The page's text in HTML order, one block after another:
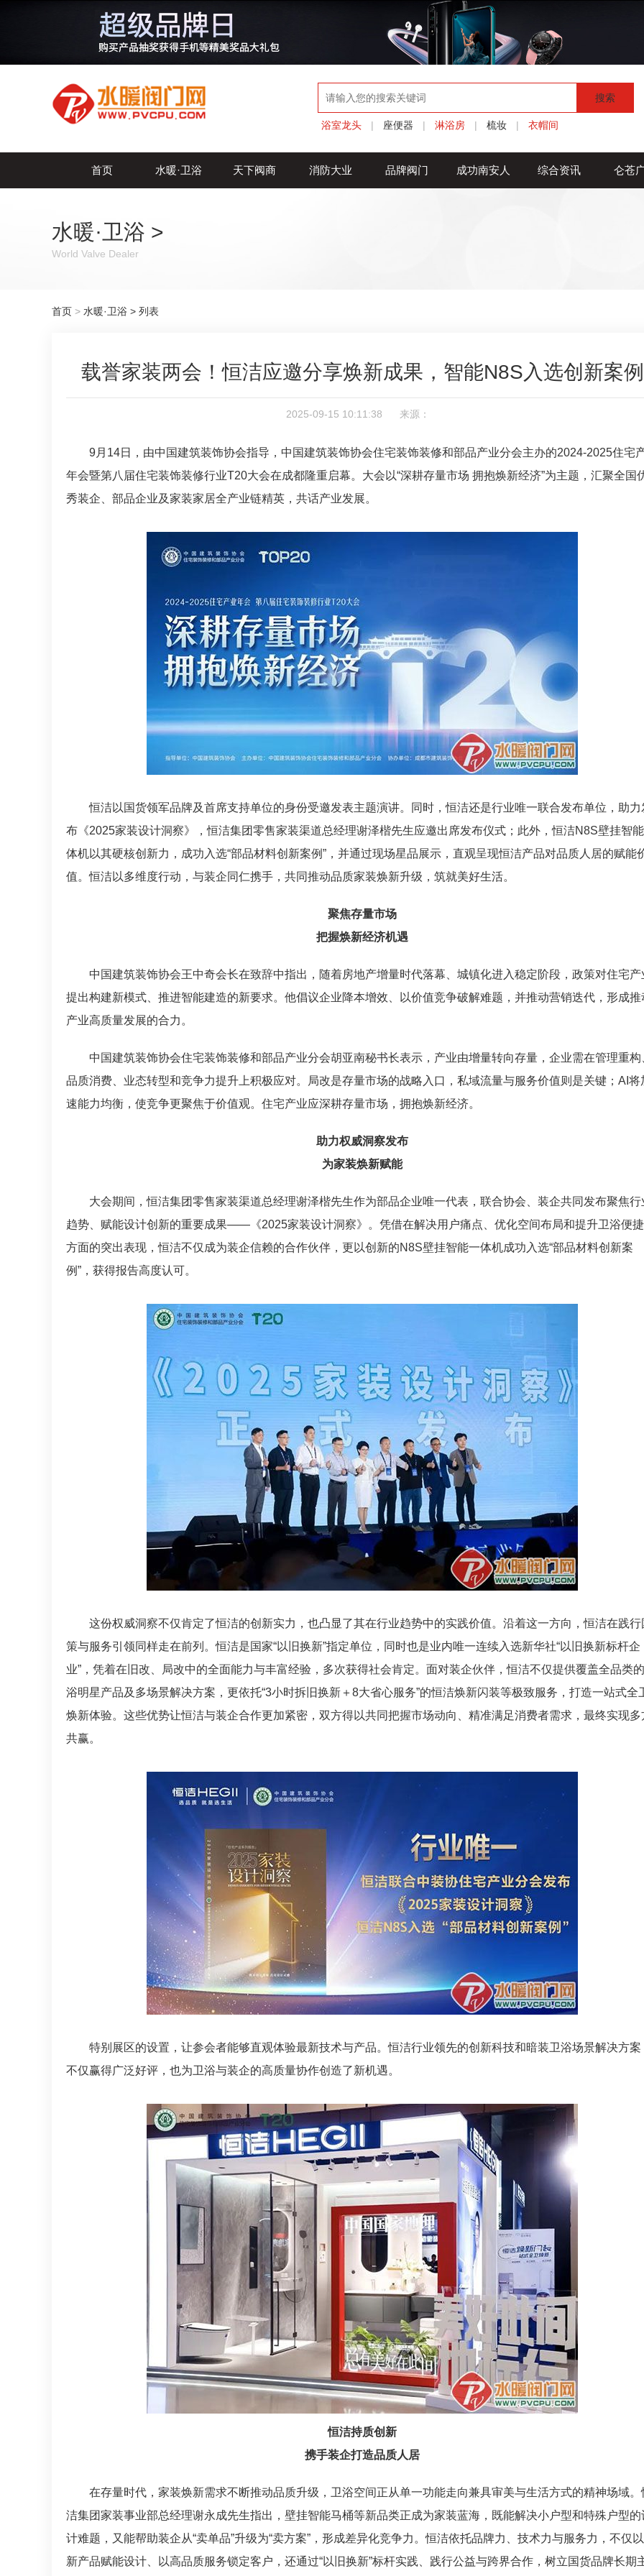
搜索
浴室龙头 | 座便器 | 淋浴房 | 梳妆 | 衣帽间
首页 水暖·卫浴 天下阀商 消防大业 品牌阀门 成功南安人 综合资讯 仑苍
水暖·卫浴 >
World Valve Dealer
首页 > 水暖·卫浴 > 列表
载誉家装两会！恒洁应邀分享焕新成果，智能N8S入选创新案例
2025-09-15 10:11:38 来源：
9月14日，由中国建筑装饰协会指导，中国建筑装饰协会住宅装饰装修和部品产业分会主办的2024-2025住宅
年会暨第八届住宅装饰装修行业T20大会在成都隆重启幕。大会以“深耕存量市场 拥抱焕新经济”为主题，汇聚全国
秀装企、部品企业及家装家居全产业链精英，共话产业发展。
恒洁以国货领军品牌及首席支持单位的身份受邀发表主题演讲。同时，恒洁还是行业唯一联合发布单位，助力
布《2025家装设计洞察》，恒洁集团零售家装渠道总经理谢泽楷先生应邀出席发布仪式；此外，恒洁N8S壁挂智
体机以其硬核创新力，成功入选“部品材料创新案例”，并通过现场星品展示，直观呈现恒洁产品对品质人居的赋能
值。恒洁以多维度行动，与装企同仁携手，共同推动品质家装焕新升级，筑就美好生活。
聚焦存量市场
把握焕新经济机遇
中国建筑装饰协会王中奇会长在致辞中指出，随着房地产增量时代落幕、城镇化进入稳定阶段，政策对住宅产
提出构建新模式、推进智能建造的新要求。他倡议企业降本增效、以价值竞争破解难题，并推动营销迭代，形成推
产业高质量发展的合力。
中国建筑装饰协会住宅装饰装修和部品产业分会胡亚南秘书长表示，产业由增量转向存量，企业需在管理重构
品质消费、业态转型和竞争力提升上积极应对。局改是存量市场的战略入口，私域流量与服务价值则是关键；AI将
速能力均衡，使竞争更聚焦于价值观。住宅产业应深耕存量市场，拥抱焕新经济。
助力权威洞察发布
为家装焕新赋能
大会期间，恒洁集团零售家装渠道总经理谢泽楷先生作为部品企业唯一代表，联合协会、装企共同发布聚焦行
趋势、赋能设计创新的重要成果——《2025家装设计洞察》。凭借在解决用户痛点、优化空间布局和提升卫浴便
方面的突出表现，恒洁不仅成为装企信赖的合作伙伴，更以创新的N8S壁挂智能一体机成功入选“部品材料创新案
例”，获得报告高度认可。
这份权威洞察不仅肯定了恒洁的创新实力，也凸显了其在行业趋势中的实践价值。沿着这一方向，恒洁在践行
策与服务引领同样走在前列。恒洁是国家“以旧换新”指定单位，同时也是业内唯一连续入选新华社“以旧换新标杆企
业”，凭着在旧改、局改中的全面能力与丰富经验，多次获得社会肯定。面对装企伙伴，恒洁不仅提供覆盖全品类
浴明星产品及多场景解决方案，更依托“3小时拆旧换新＋8大省心服务”的恒洁焕新闪装等极致服务，打造一站式全
焕新体验。这些优势让恒洁与装企合作更加紧密，双方得以共同把握市场动向、精准满足消费者需求，最终实现多
共赢。
特别展区的设置，让参会者能够直观体验最新技术与产品。恒洁行业领先的创新科技和暗装卫浴场景解决方案
不仅赢得广泛好评，也为卫浴与装企的高质量协作创造了新机遇。
恒洁持质创新
携手装企打造品质人居
在存量时代，家装焕新需求不断推动品质升级，卫浴空间正从单一功能走向兼具审美与生活方式的精神场域。
洁集团家装事业部总经理谢永成先生指出，壁挂智能马桶等新品类正成为家装蓝海，既能解决小户型和特殊户型的
计难题，又能帮助装企从“卖单品”升级为“卖方案”，形成差异化竞争力。恒洁依托品牌力、技术力与服务力，不仅以
新产品赋能设计、以高品质服务锁定客户，还通过“以旧换新”标杆实践、践行公益与跨界合作，树立国货品牌长期